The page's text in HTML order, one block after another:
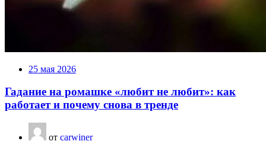
25 мая 2026
Гадание на ромашке «любит не любит»: как
работает и почему снова в тренде
от carwiner